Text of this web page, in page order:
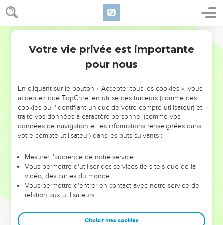
NE MANQUEZ PAS L’ÉVÉNEMENT
DE L’ANNÉE !
ET SI LEURS ERREURS POUVAIENT VOUS ÉVITER LES
VOTRES ?
leur foi ou leur vision. Mais on voit moins les doutes, les erreurs
et les saisons difficiles qu'ils ont traversés, alors même que ce
sont elles qui les ont façonnés.
Dans cette conférence, leaders, entrepreneurs, et responsables
clés pour avancer avec plus de sagesse afin que leurs erreurs
Votre vie privée est importante
pour nous
En cliquant sur le bouton « Accepter tous les cookies », vous
acceptez que TopChrétien utilise des traceurs (comme des
cookies ou l'identifiant unique de votre compte utilisateur) et
traite vos données à caractère personnel (comme vos
données de navigation et les informations renseignées dans
votre compte utilisateur) dans les buts suivants :
Mesurer l'audience de notre service
Vous permettre d'utiliser des services tiers tels que de la
vidéo, des cartes du monde…
Vous permettre d'entrer en contact avec notre service de
relation aux utilisateurs.
Choisir mes cookies